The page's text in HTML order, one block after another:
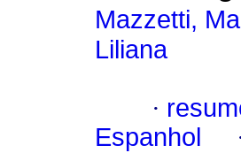
Mazzetti,
Liliana
·
Espanhol